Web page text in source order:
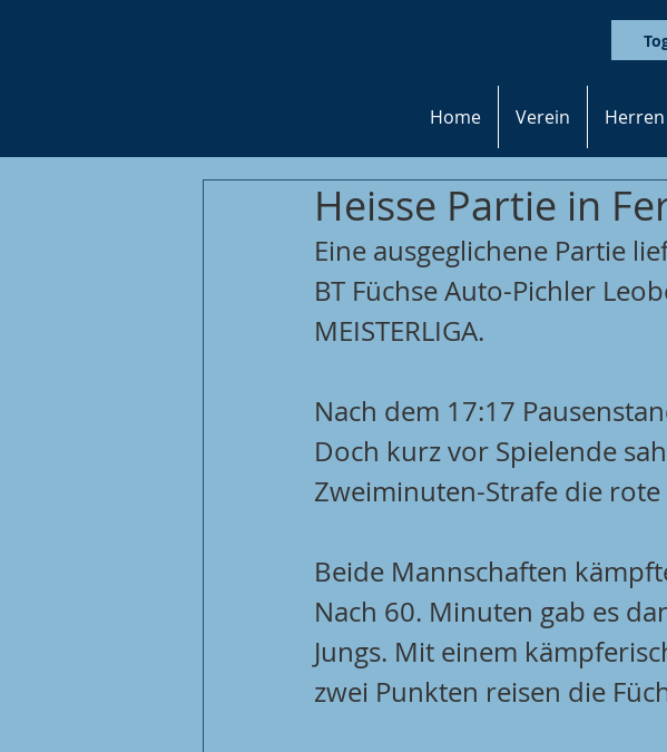
Home Verein Herren
Heisse Partie in
Eine ausgeglichene Partie
BT Füchse Auto-Pichler
MEISTERLIGA.
Nach dem 17:17
Doch kurz vor Spielende
Zweiminuten-Strafe die rote
Beide Mannschaften
Nach 60. Minuten gab es
Jungs. Mit einem
zwei Punkten reisen die